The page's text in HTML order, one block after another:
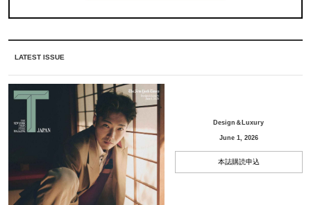
LATEST ISSUE
Design＆Luxury
June 1, 2026
本誌購読申込